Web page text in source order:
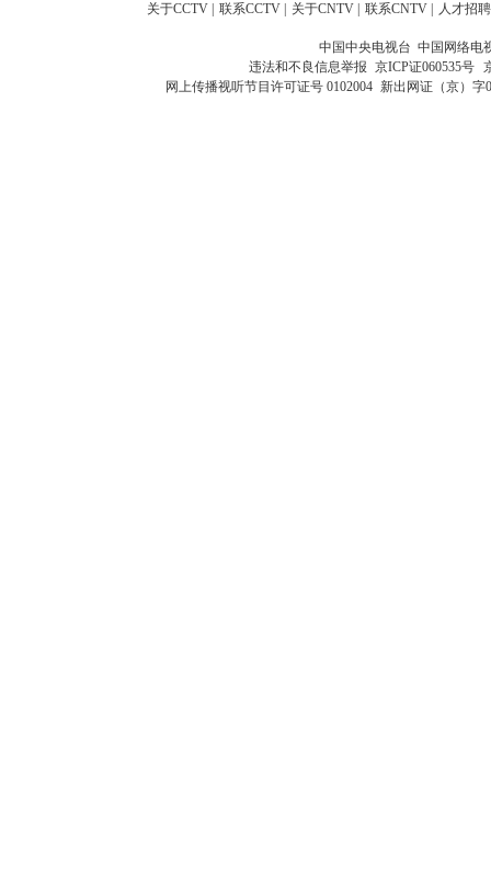
关于CCTV 联系CCTV 关于CNTV 联系CNTV 人才招聘
中国中央电视台 中国网络电
违法和不良信息举报 京ICP证060535号
网上传播视听节目许可证号 0102004 新出网证（京）